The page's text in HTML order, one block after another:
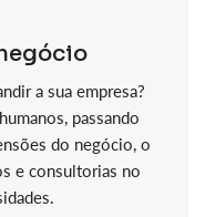
a sua empresa?
passando
do negócio, o
e consultorias no